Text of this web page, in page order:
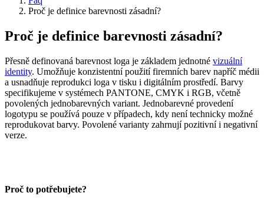
Proč je definice barevnosti zásadní?
Proč je definice barevnosti zásadní?
Přesně definovaná barevnost loga je základem jednotné vizuální
identity. Umožňuje konzistentní použití firemních barev napříč médii
a usnadňuje reprodukci loga v tisku i digitálním prostředí. Barvy
specifikujeme v systémech PANTONE, CMYK i RGB, včetně
povolených jednobarevných variant. Jednobarevné provedení
logotypu se používá pouze v případech, kdy není technicky možné
reprodukovat barvy. Povolené varianty zahrnují pozitivní i negativní
verze.
Proč to potřebujete?